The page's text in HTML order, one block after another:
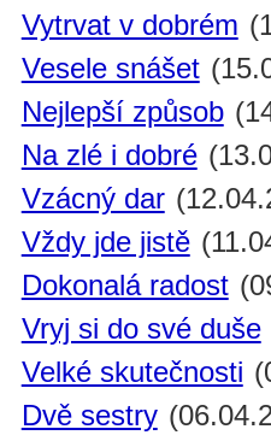
Vytrvat v dobrém
Vesele snášet
Nejlepší způsob
Na zlé i dobré
Vzácný dar
Vždy jde jistě
Dokonalá radost
Vryj si do své duše
Velké skutečnosti
Dvě sestry